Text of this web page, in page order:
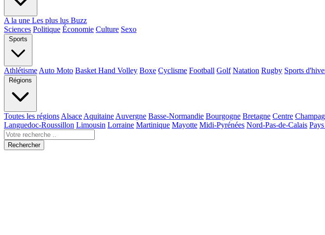
A la une Les plus lus Buzz
Sciences Politique Économie Culture Sexo
Sports
Athlétisme Auto Moto Basket Hand Volley Boxe Cyclisme Football Golf Natation Rugby Sports
Régions
Toutes les régions Alsace Aquitaine Auvergne Basse-Normandie Bourgogne Bretagne Centre
Languedoc-Roussillon Limousin Lorraine Martinique Mayotte Midi-Pyrénées Nord-Pas-de-Calais
Rechercher